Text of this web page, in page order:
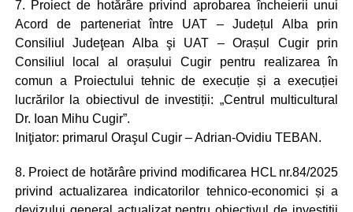
7. Proiect de hotărâre privind aprobarea încheierii unui
Acord de parteneriat între UAT – Județul Alba prin
Consiliul Judeţean Alba şi UAT – Orașul Cugir prin
Consiliul local al orașului Cugir pentru realizarea în
comun a Proiectului tehnic de execuție și a execuției
lucrărilor la obiectivul de investiții: „Centrul multicultural
Dr. Ioan Mihu Cugir”.
Iniţiator: primarul Oraşul Cugir – Adrian-Ovidiu TEBAN.
8. Proiect de hotărâre privind modificarea HCL nr.84/2025
privind actualizarea indicatorilor tehnico-economici și a